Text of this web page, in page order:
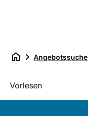
Angebotssuche
Vorlesen